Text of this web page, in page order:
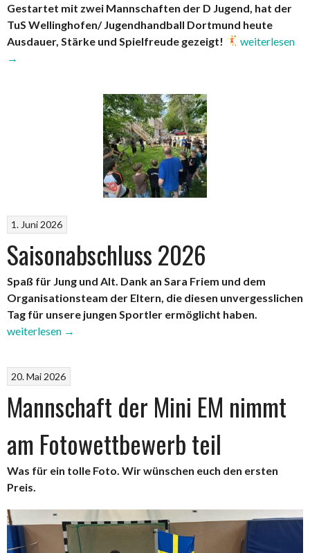
Gestartet mit zwei Mannschaften der D Jugend, hat der
TuS Wellinghofen/ Jugendhandball Dortmund heute
Ausdauer, Stärke und Spielfreude gezeigt!
„Mit
weiterlesen
→
1. Juni 2026
Saisonabschluss 2026
Spaß für Jung und Alt. Dank an Sara Friem und dem
Organisationsteam der Eltern, die diesen unvergesslichen
Tag für unsere jungen Sportler ermöglicht haben.
weiterlesen →
20. Mai 2026
Mannschaft der Mini EM nimmt
am Fotowettbewerb teil
Was für ein tolle Foto. Wir wünschen euch den ersten
Preis.